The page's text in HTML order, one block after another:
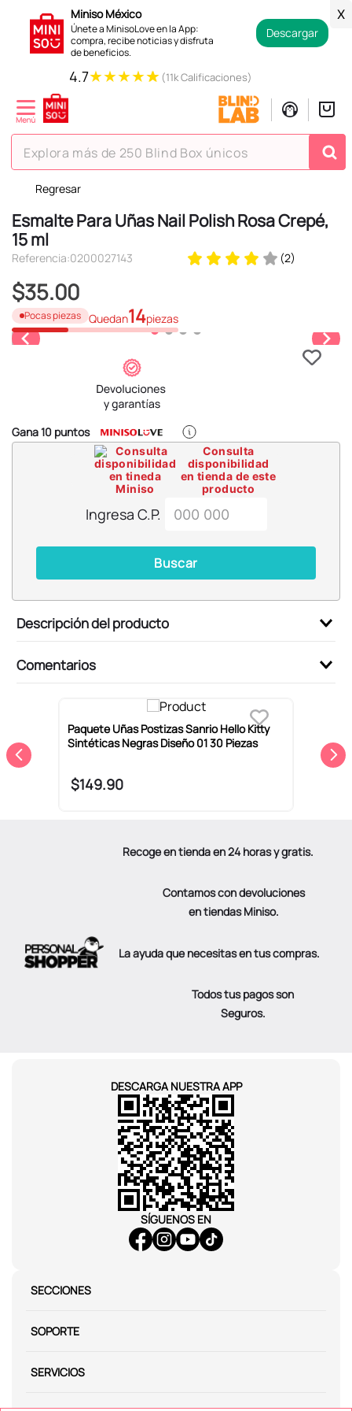
Miniso México
Únete a MinisoLove en la App:
compra, recibe noticias y disfruta
de beneficios.
Descargar
X
4.7★★★★★ (11k Calificaciones)
Explora más de 250 Blind Box únicos
Regresar
Esmalte Para Uñas Nail Polish Rosa Crepé,
15 ml
Referencia:0200027143 (2)
$35.00
Pocas piezas Quedan14piezas
Gana10 puntos
Consulta
disponibilidad
en tienda de este
producto
Ingresa C.P.
Buscar
Descripción del producto
Comentarios
Paquete Uñas Postizas Sanrio Hello Kitty
Sintéticas Negras Diseño 01 30 Piezas
$149.90
Recoge en tienda en 24 horas y gratis.
Contamos con devoluciones
en tiendas Miniso.
La ayuda que necesitas en tus compras.
Todos tus pagos son
Seguros.
DESCARGA NUESTRA APP
SÍGUENOS EN
SECCIONES
SOPORTE
SERVICIOS
TÉRMINOS MÁS BUSCADOS
1.
hello kitty
2.
spiderman
4.
osito cariñosito
5.
llaveros
9.
chiikawas
cosmetiquera